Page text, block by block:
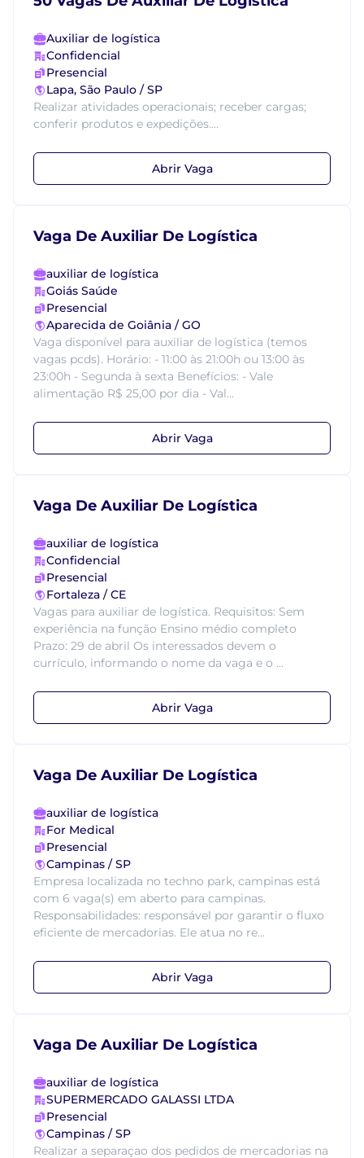
Auxiliar de logística
Confidencial
Presencial
Lapa, São Paulo / SP
Realizar atividades operacionais; receber cargas;
conferir produtos e expedições....
Abrir Vaga
Vaga De Auxiliar De Logística
auxiliar de logística
Goiás Saúde
Presencial
Aparecida de Goiânia / GO
Vaga disponível para auxiliar de logística (temos
vagas pcds). Horário: - 11:00 às 21:00h ou 13:00 às
23:00h - Segunda à sexta Benefícios: - Vale
alimentação R$ 25,00 por dia - Val...
Abrir Vaga
Vaga De Auxiliar De Logística
auxiliar de logística
Confidencial
Presencial
Fortaleza / CE
Vagas para auxiliar de logística. Requisitos: Sem
experiência na função Ensino médio completo
Prazo: 29 de abril Os interessados devem o
currículo, informando o nome da vaga e o ...
Abrir Vaga
Vaga De Auxiliar De Logística
auxiliar de logística
For Medical
Presencial
Campinas / SP
Empresa localizada no techno park, campinas está
com 6 vaga(s) em aberto para campinas.
Responsabilidades: responsável por garantir o fluxo
eficiente de mercadorias. Ele atua no re...
Abrir Vaga
Vaga De Auxiliar De Logística
auxiliar de logística
SUPERMERCADO GALASSI LTDA
Presencial
Campinas / SP
Realizar a separaçao dos pedidos de mercadorias na